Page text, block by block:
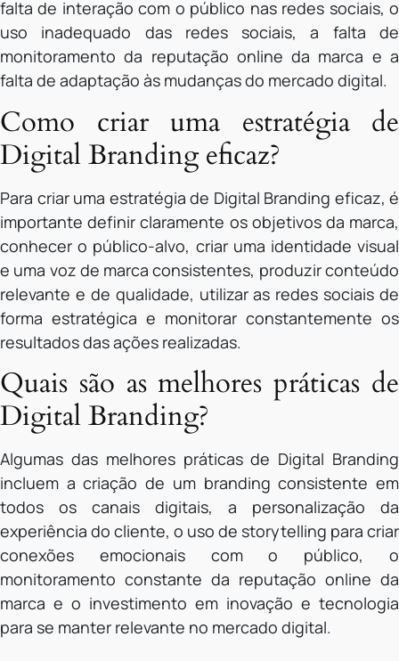
falta de interação com o público nas redes sociais, o
uso inadequado das redes sociais, a falta de
monitoramento da reputação online da marca e a
falta de adaptação às mudanças do mercado digital.
Como criar uma estratégia de
Digital Branding eficaz?
Para criar uma estratégia de Digital Branding eficaz, é
importante definir claramente os objetivos da marca,
conhecer o público-alvo, criar uma identidade visual
e uma voz de marca consistentes, produzir conteúdo
relevante e de qualidade, utilizar as redes sociais de
forma estratégica e monitorar constantemente os
resultados das ações realizadas.
Quais são as melhores práticas de
Digital Branding?
Algumas das melhores práticas de Digital Branding
incluem a criação de um branding consistente em
todos os canais digitais, a personalização da
experiência do cliente, o uso de storytelling para criar
conexões emocionais com o público, o
monitoramento constante da reputação online da
marca e o investimento em inovação e tecnologia
para se manter relevante no mercado digital.